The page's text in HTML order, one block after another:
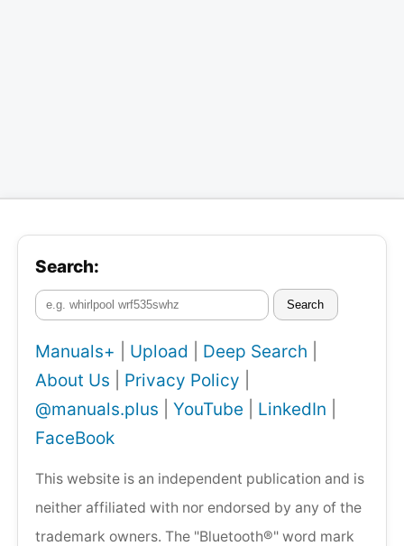
Search:
Search
Manuals+ Upload Deep Search
About Us
Privacy Policy
@manuals.plus
YouTube LinkedIn
FaceBook
This website is an independent publication and is
neither affiliated with nor endorsed by any of the
trademark owners. The "Bluetooth®" word mark